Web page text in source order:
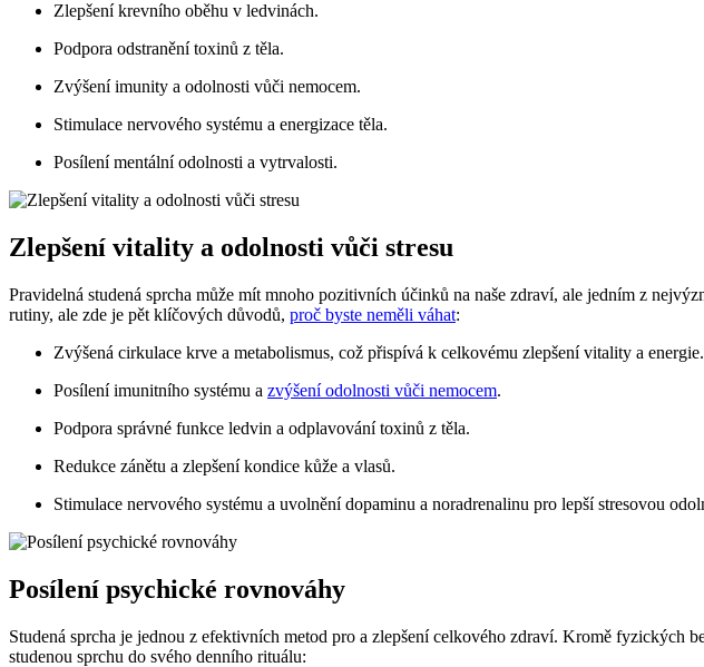
Zlepšení krevního oběhu v ledvinách.
Podpora odstranění toxinů z těla.
Zvýšení imunity a odolnosti vůči nemocem.
Stimulace nervového systému a energizace těla.
Posílení mentální odolnosti a vytrvalosti.
Zlepšení vitality a odolnosti vůči stresu
Pravidelná studená sprcha může mít mnoho pozitivních účinků na naše zdraví, ale jedním z
rutiny, ale zde je pět klíčových důvodů, proč byste neměli váhat:
Zvýšená cirkulace krve a metabolismus, což přispívá k celkovému zlepšení vitality a energie.
Posílení imunitního systému a zvýšení odolnosti vůči nemocem.
Podpora správné funkce ledvin a odplavování toxinů z těla.
Redukce zánětu a zlepšení kondice kůže a vlasů.
Stimulace nervového systému a uvolnění dopaminu a noradrenalinu pro lepší stresovou
Posílení psychické rovnováhy
Studená sprcha je jednou z efektivních metod pro a zlepšení celkového zdraví. Kromě
studenou sprchu do svého denního rituálu: